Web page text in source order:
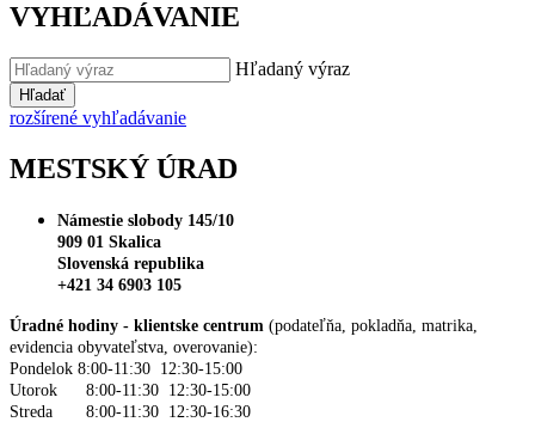
VYHĽADÁVANIE
Hľadaný výraz
Hľadať
rozšírené vyhľadávanie
MESTSKÝ ÚRAD
Námestie slobody 145/10
909 01 Skalica
Slovenská republika
+421 34 6903 105
Úradné hodiny - klientske centrum (podateľňa, pokladňa, matrika,
evidencia obyvateľstva, overovanie):
Pondelok 8:00-11:30 12:30-15:00
Utorok 8:00-11:30 12:30-15:00
Streda 8:00-11:30 12:30-16:30